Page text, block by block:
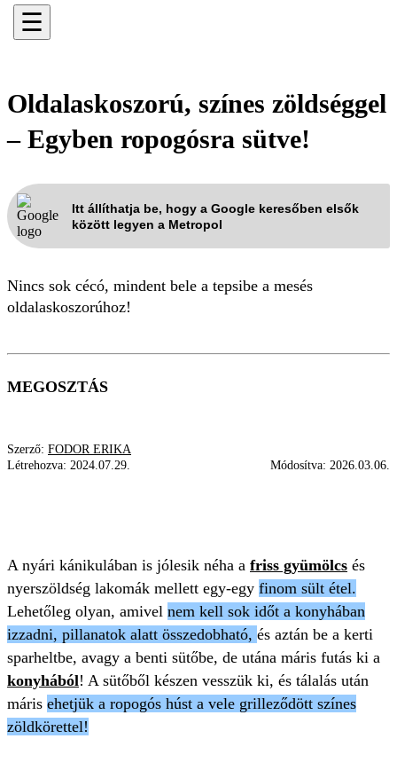
☰
Oldalaskoszorú, színes zöldséggel
– Egyben ropogósra sütve!
Itt állíthatja be, hogy a Google keresőben elsők
között legyen a Metropol
Nincs sok cécó, mindent bele a tepsibe a mesés
oldalaskoszorúhoz!
MEGOSZTÁS
Szerző: FODOR ERIKA
Létrehozva: 2024.07.29. Módosítva: 2026.03.06.
A nyári kánikulában is jólesik néha a friss gyümölcs és
nyerszöldség lakomák mellett egy-egy finom sült étel.
Lehetőleg olyan, amivel nem kell sok időt a konyhában
izzadni, pillanatok alatt összedobható, és aztán be a kerti
sparheltbe, avagy a benti sütőbe, de utána máris futás ki a
konyhából! A sütőből készen vesszük ki, és tálalás után
máris ehetjük a ropogós húst a vele grilleződött színes
zöldkörettel!